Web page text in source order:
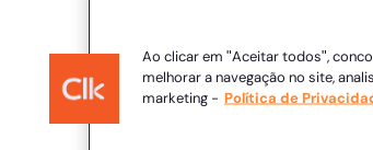
Blog
Conteúdos Ricos
Contato
Automação
Ao clicar em "Aceitar todos",
melhorar a navegação no site,
marketing - Política de